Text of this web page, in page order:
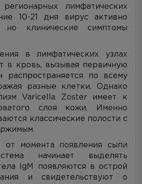
лимфатических
10-21 дня вирус активно
но клинические симптомы
в лимфатических узлах
в кровь, вызывая первичную
распространяется по всему
разные клетки. Однако
Varicella Zoster имеет к
слоя кожи. Именно
классические полости с
момента появления сыпи
начинает выделять
IgM появляются в острой
и свидетельствуют о